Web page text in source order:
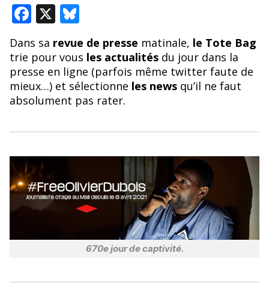
F
e
b
o
o
k
X Bl
u
e
sk
y
Dans sa revue de presse matinale, le Tote Bag
trie pour vous les actualitésdu jour dans la
presse en ligne (parfois même twitter faute de
mieux…) et sélectionne les newsqu’il ne faut
absolument pas rater.
670e jour de captivité.